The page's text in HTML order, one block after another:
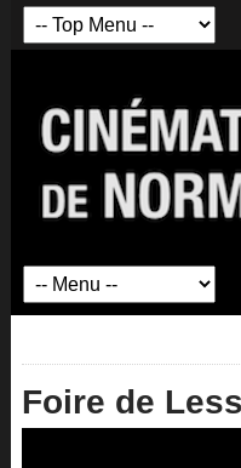
Foire de